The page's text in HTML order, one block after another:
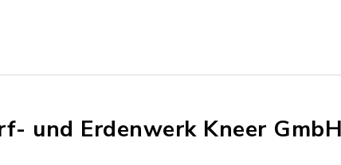
und Erdenwerk Kneer GmbH